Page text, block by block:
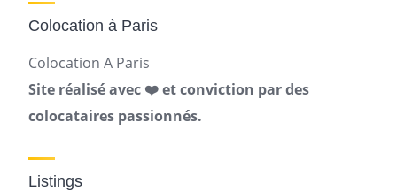
Colocation à Paris
Colocation A Paris
Site réalisé avec ❤️ et conviction par des
colocataires passionnés.
Listings